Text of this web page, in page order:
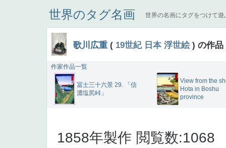
世界のタグ名画 世界の名画にタグをつけて遊
歌川広重 ( 19世紀 日本 浮世絵) の作品
作家作品一覧
冨士三十六景 29. 「信
濃塩尻峠」
View from the
Hota in Boshu
province
1858年製作 閲覧数:1068